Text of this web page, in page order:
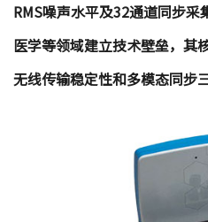
RMS噪声水平及32通道同步
医学等领域建立技术壁垒，其
无线传输稳定性和多模态同步